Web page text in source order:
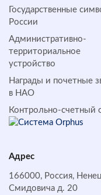
Государственные
России
Административно-
территориальное
устройство
Награды и почетные
в НАО
Контрольно-счетный
Адрес
166000, Россия,
Смидовича д. 20